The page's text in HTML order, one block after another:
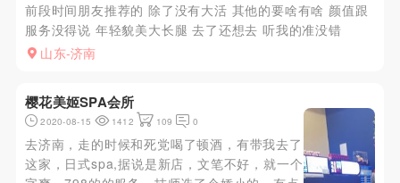
前段时间朋友推荐的 除了没有大活 其他的要啥有啥 颜值跟
服务没得说 年轻貌美大长腿 去了还想去 听我的准没错
山东-济南
樱花美姬SPA会所
2020-08-15 1412 109 0
去济南，走的时候和死党喝了顿酒，有带我去了
这家，日式spa,据说是新店，文笔不好，就一个